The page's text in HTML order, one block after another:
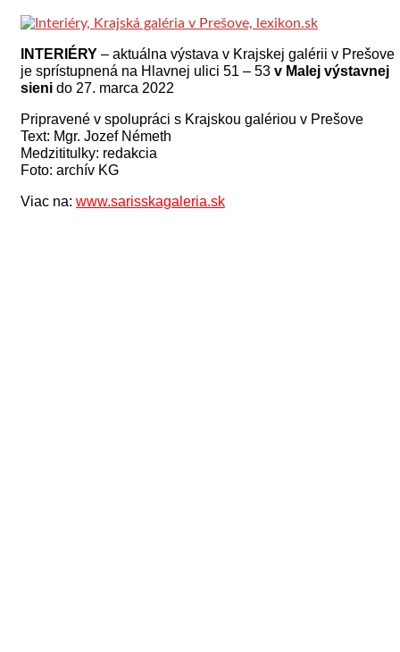
INTERIÉRY – aktuálna výstava v Krajskej galérii v Prešove
je sprístupnená na Hlavnej ulici 51 – 53 v Malej výstavnej
sieni do 27. marca 2022
Pripravené v spolupráci s Krajskou galériou v Prešove
Text: Mgr. Jozef Németh
Medzititulky: redakcia
Foto: archív KG
Viac na: www.sarisskagaleria.sk